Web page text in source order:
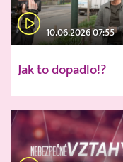
10.06.2026 07:55
Jak to dopadlo!?